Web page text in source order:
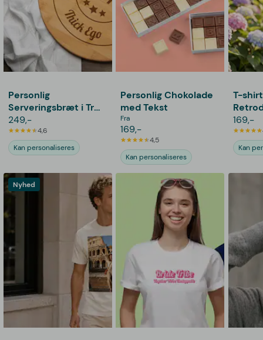
Personlig
Serveringsbræt i Træ
med Gravering -
Pizza
249,-
4,6
Kan personaliseres
Personlig Chokolade
med Tekst
Fra
169,-
4,5
Kan personaliseres
T-
169,-
Kan
Nyhed